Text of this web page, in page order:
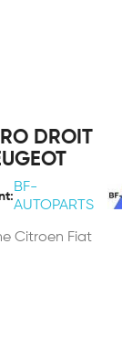
DROIT
BF-
AUTOPARTS
Citroen Fiat